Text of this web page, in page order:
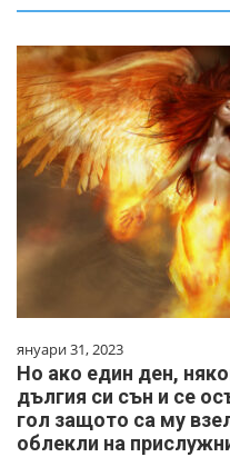
януари 31, 2023
Но ако един ден,
дългия си сън и се
гол защото са му
облекли на